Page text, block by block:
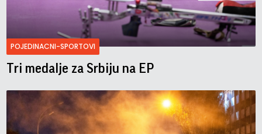
POJEDINACNI-SPORTOVI
Tri medalje za Srbiju na EP